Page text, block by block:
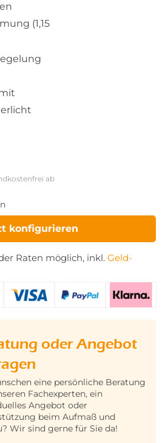
(1,15
ab
konfigurieren
Raten möglich, inkl. Geld-
oder Angebot
eine persönliche Beratung
Fachexperten, ein
Angebot oder
beim Aufmaß und
Wir sind gerne für Sie da!